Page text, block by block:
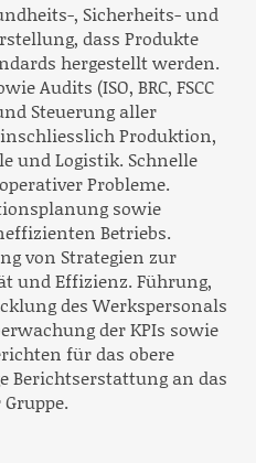
, Sicherheits- und
dass Produkte
hergestellt werden.
Audits (ISO, BRC, FSCC
Steuerung aller
Produktion,
und Logistik. Schnelle
Probleme.
sowie
Betriebs.
von Strategien zur
und Effizienz. Führung,
des Werkspersonals
der KPIs sowie
für das obere
Berichtserstattung an das